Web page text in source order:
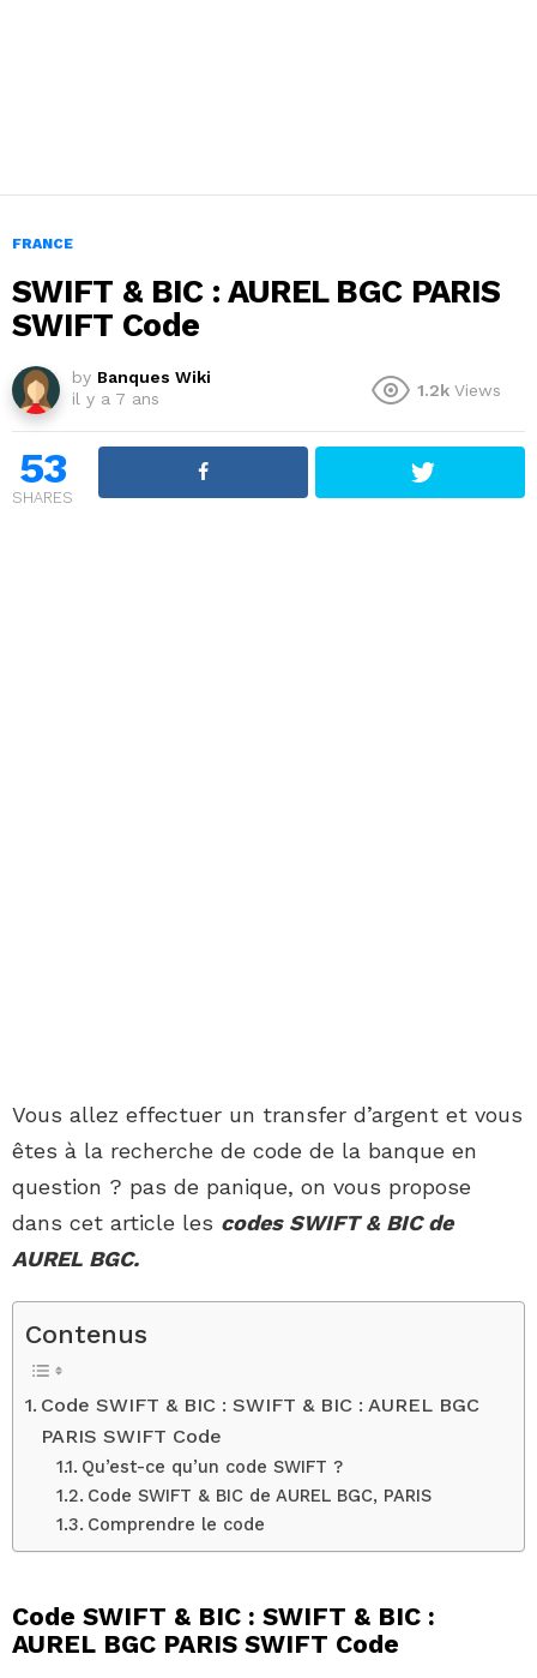
FRANCE
SWIFT & BIC : AUREL BGC PARIS
SWIFT Code
by Banques Wiki
il y a 7 ans
1.2k Views
53
SHARES
Vous allez effectuer un transfer d’argent et vous
êtes à la recherche de code de la banque en
question ? pas de panique, on vous propose
dans cet article les codes SWIFT & BIC de
AUREL BGC.
Contenus
Code SWIFT & BIC : SWIFT & BIC : AUREL BGC
PARIS SWIFT Code
Qu’est-ce qu’un code SWIFT ?
Code SWIFT & BIC de AUREL BGC, PARIS
Comprendre le code
Code SWIFT & BIC : SWIFT & BIC :
AUREL BGC PARIS SWIFT Code